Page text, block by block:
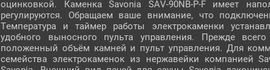
оцинковкой. Каменка Savonia SAV-90NB-P-F имеет
регулируются. Обращаем ваше внимание, что
Температура и таймер работы электрокаменки
удобного выносного пульта управления. Прежде
положенный объём камней и пульт управления. Для
семейства электрокаменок из нержавейки компанией